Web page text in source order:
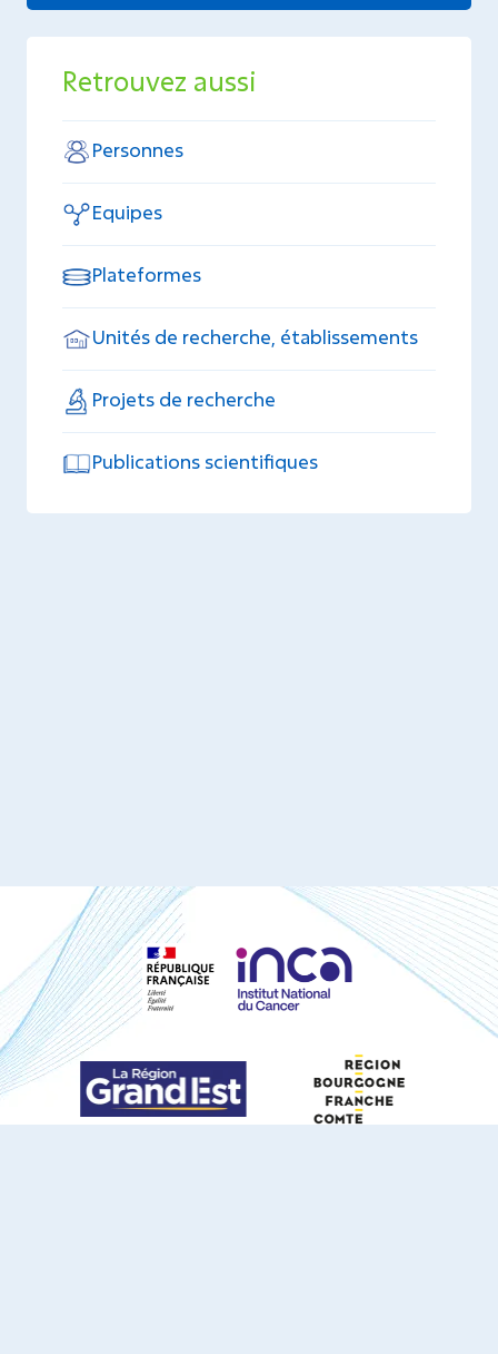
Retrouvez aussi
Personnes
Equipes
Plateformes
Unités de recherche, établissements
Projets de recherche
Publications scientifiques